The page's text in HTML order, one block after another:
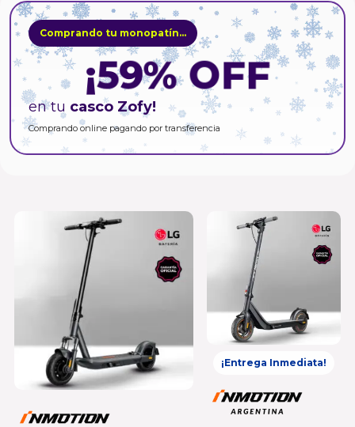
Comprando tu monopatín...
¡59% OFF
en tu casco Zofy!
Comprando online pagando por transferencia
¡Entrega Inmediata!